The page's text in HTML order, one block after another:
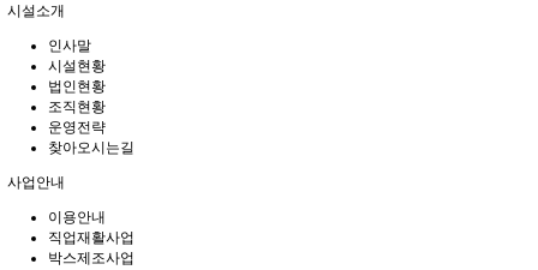
시설소개
인사말
시설현황
법인현황
조직현황
운영전략
찾아오시는길
사업안내
이용안내
직업재활사업
박스제조사업